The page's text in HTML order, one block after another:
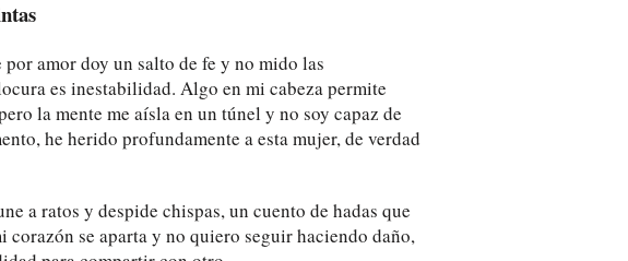
amor doy un salto de fe y no mido las
es inestabilidad. Algo en mi cabeza permite
la mente me aísla en un túnel y no soy capaz de
he herido profundamente a esta mujer, de verdad
a ratos y despide chispas, un cuento de hadas que
corazón se aparta y no quiero seguir haciendo daño,